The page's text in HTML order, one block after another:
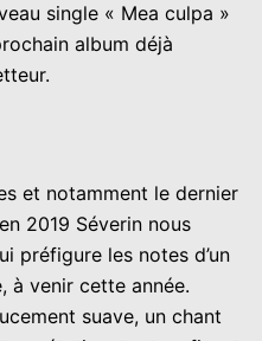
single « Mea culpa »
album déjà
et notamment le dernier
2019 Séverin nous
préfigure les notes d’un
à venir cette année.
suave, un chant